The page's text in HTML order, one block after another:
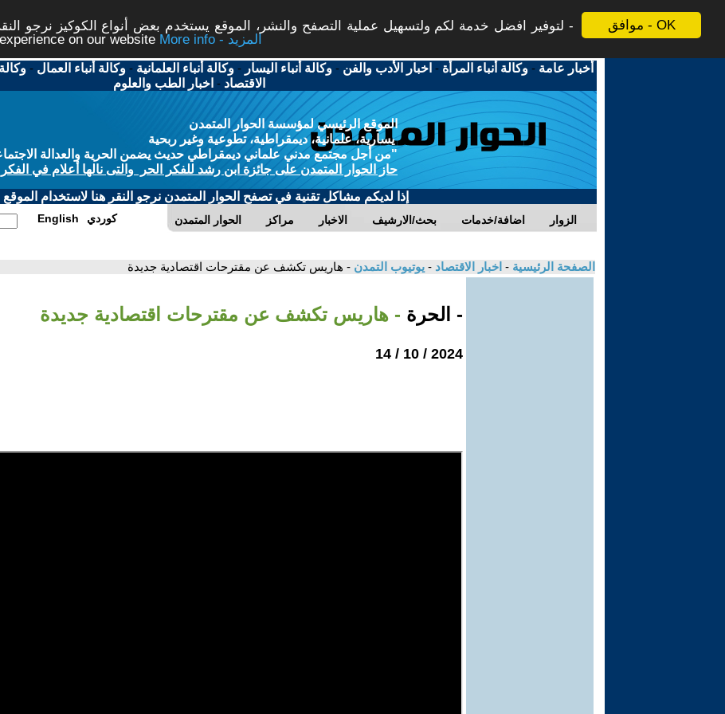
موافق - OK
لتوفير افضل خدمة لكم ولتسهيل عملية التصفح والنشر، الموقع يستخدم بعض أنواع الكوكيز نرجو
on our website
More info - المزيد
أخبار عامة -وكالة أنباء المرأة - اخبار الأدب والفن -وكالة أنباء اليسار -وكالة أنباء العلمانية -وكالة أنباء العمال -
الاقتصاد - اخبار الطب والعلوم
الموقع الرئيسي لمؤسسة الحوار المتمدن
يسارية، علمانية، ديمقراطية، تطوعية وغير ربحية
"من أجل مجتمع مدني علماني ديمقراطي حديث يضمن الحرية والعدالة
حاز الحوار المتمدن على جائزة ابن رشد للفكر الحر والتى نالها أعلام في الفكر
إذا لديكم مشاكل تقنية في تصفح الحوار المتمدن نرجو النقر هنا لاستخدام الموقع
الحوار المتمدن مراكز الاخبار بحث/الارشيف اضافة/خدمات الزوار English كوردي
الصفحة الرئيسية - اخبار الاقتصاد - يوتيوب التمدن - هاريس تكشف عن مقترحات اقتصادية جديدة
- الحرة - هاريس تكشف عن مقترحات اقتصادية جديدة
2024 / 10 / 14